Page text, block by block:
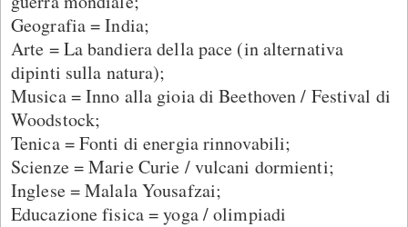
Geografia = India;
Arte = La bandiera della pace (in alternativa
dipinti sulla natura);
Musica = Inno alla gioia di Beethoven / Festival di
Woodstock;
Tenica = Fonti di energia rinnovabili;
Scienze = Marie Curie / vulcani dormienti;
Inglese = Malala Yousafzai;
Educazione fisica = yoga / olimpiadi